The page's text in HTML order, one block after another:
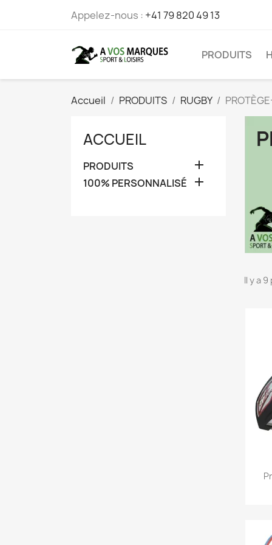
Appelez-nous : +41 79 820 49 13
PRODUITS
Accueil PRODUITS RUGBY
ACCUEIL
PRODUITS 
100% PERSONNALISÉ 
Il y a